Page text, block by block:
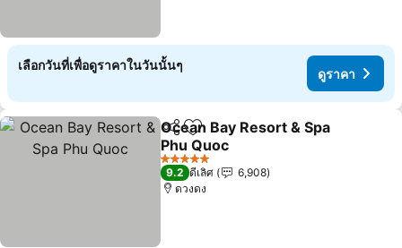
เลือกวันที่เพื่อดูราคาในวันนั้นๆ
ดูราคา
แชร์ เพิ่มในรายการโปรด
Ocean Bay Resort & Spa
Phu Quoc
5 ดาว
9.2 ดีเลิศ
6,908
ดวงดง